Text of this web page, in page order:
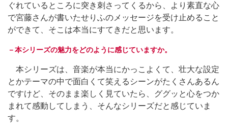
ぐれているところに突き刺さってくるから、より素直な心
で宮藤さんが書いたせりふのメッセージを受け止めること
ができて、そこは本当にすてきだと思います。
－本シリーズの魅力をどのように感じていますか。
本シリーズは、音楽が本当にかっこよくて、壮大な設定
とかテーマの中で面白くて笑えるシーンがたくさんあるん
ですけど、そのまま楽しく見ていたら、ググッと心をつか
まれて感動してしまう、そんなシリーズだと感じていま
す。